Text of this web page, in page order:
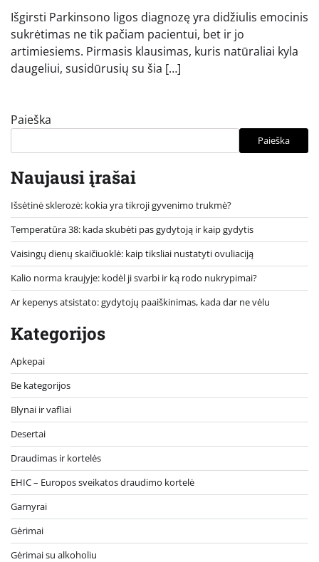
Išgirsti Parkinsono ligos diagnozę yra didžiulis emocinis
sukrėtimas ne tik pačiam pacientui, bet ir jo
artimiesiems. Pirmasis klausimas, kuris natūraliai kyla
daugeliui, susidūrusių su šia […]
Paieška
Paieška
Naujausi įrašai
Išsėtinė sklerozė: kokia yra tikroji gyvenimo trukmė?
Temperatūra 38: kada skubėti pas gydytoją ir kaip gydytis
Vaisingų dienų skaičiuoklė: kaip tiksliai nustatyti ovuliaciją
Kalio norma kraujyje: kodėl ji svarbi ir ką rodo nukrypimai?
Ar kepenys atsistato: gydytojų paaiškinimas, kada dar ne vėlu
Kategorijos
Apkepai
Be kategorijos
Blynai ir vafliai
Desertai
Draudimas ir kortelės
EHIC – Europos sveikatos draudimo kortelė
Garnyrai
Gėrimai
Gėrimai su alkoholiu